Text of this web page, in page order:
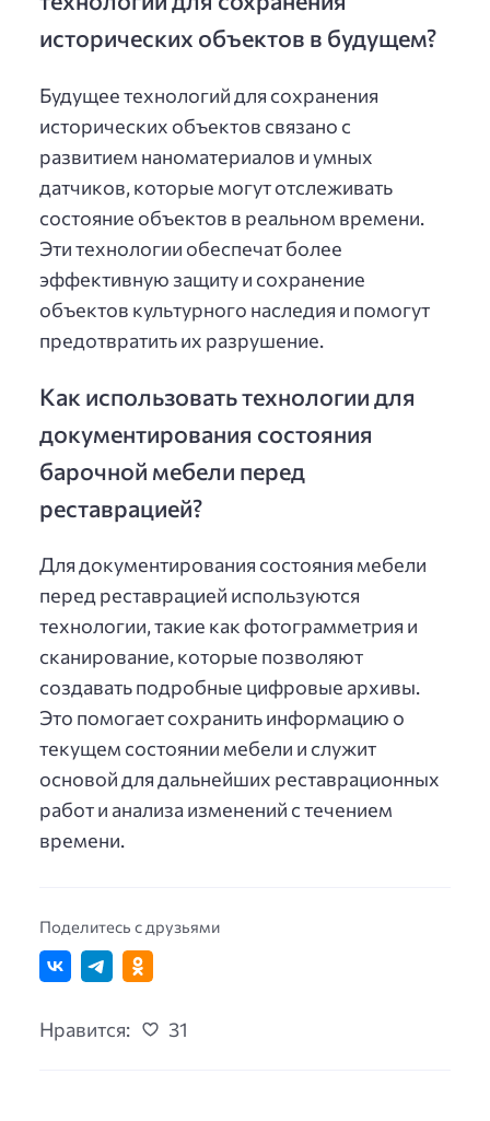
исторических объектов в будущем?
Будущее технологий для сохранения
исторических объектов связано с
развитием наноматериалов и умных
датчиков, которые могут отслеживать
состояние объектов в реальном времени.
Эти технологии обеспечат более
эффективную защиту и сохранение
объектов культурного наследия и помогут
предотвратить их разрушение.
Как использовать технологии для
документирования состояния
барочной мебели перед
реставрацией?
Для документирования состояния мебели
перед реставрацией используются
технологии, такие как фотограмметрия и
сканирование, которые позволяют
создавать подробные цифровые архивы.
Это помогает сохранить информацию о
текущем состоянии мебели и служит
основой для дальнейших реставрационных
работ и анализа изменений с течением
времени.
Поделитесь с друзьями
Нравится: 31